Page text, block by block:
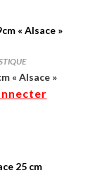
« Alsace »